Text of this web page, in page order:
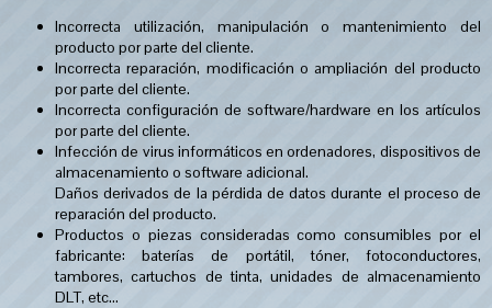
Incorrecta utilización, manipulación o mantenimiento del
producto por parte del cliente.
Incorrecta reparación, modificación o ampliación del producto
por parte del cliente.
Incorrecta configuración de software/hardware en los artículos
por parte del cliente.
Infección de virus informáticos en ordenadores, dispositivos de
almacenamiento o software adicional.
Daños derivados de la pérdida de datos durante el proceso de
reparación del producto.
Productos o piezas consideradas como consumibles por el
fabricante: baterías de portátil, tóner, fotoconductores,
tambores, cartuchos de tinta, unidades de almacenamiento
DLT, etc...